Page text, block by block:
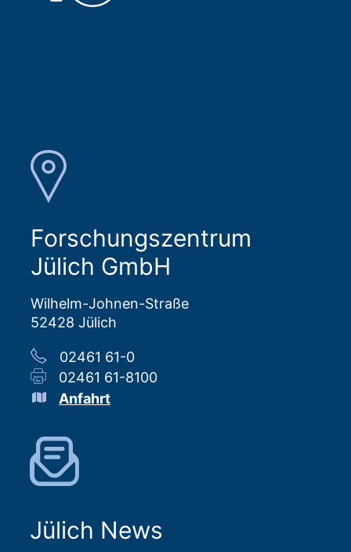
Forschungszentrum
Jülich GmbH
Wilhelm-Johnen-Straße
52428 Jülich
02461 61-0
02461 61-8100
Anfahrt
Jülich News